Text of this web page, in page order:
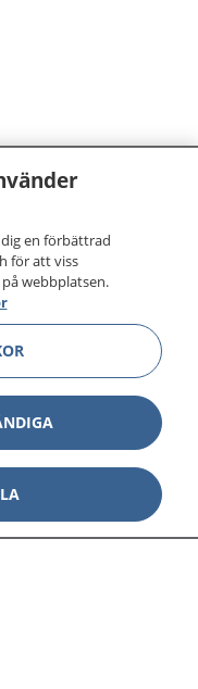
och vård
information om
du kan kontakta.
göra dina
1177 för
en förbättrad
för att viss
webbplatsen.